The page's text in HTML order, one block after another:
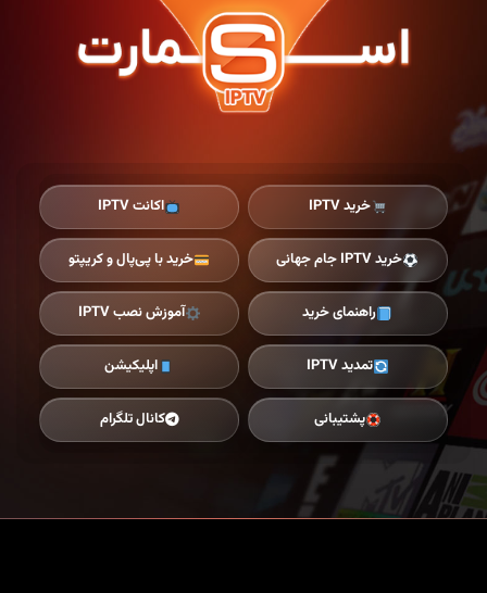
خرید IPTV اکانت IPTV
خرید IPTV جام جهانی خرید با پی‌پال و کریپتو
راهنمای خرید آموزش نصب IPTV
تمدید IPTV اپلیکیشن
پشتیبانی کانال تلگرام